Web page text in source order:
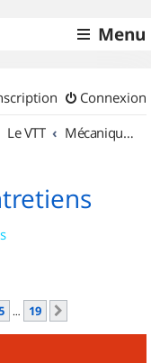
Menu
Connexion
Le VTT Mécanique et Entretiens
… 19